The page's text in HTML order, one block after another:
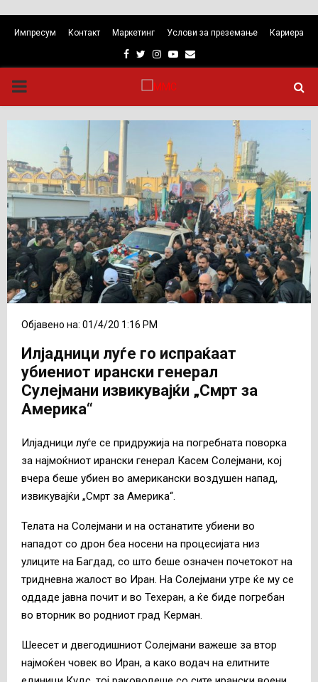
Импресум Контакт Маркетинг Услови за преземање Кариера
Facebook
TwitterInstagram
Youtube
Email
PRIMARY
MENU
Објавено на: 01/4/20 1:16 PM
Илјадници луѓе го испраќаат
убиениот ирански генерал
Сулејмани извикувајќи „Смрт за
Америка“
Илјадници луѓе се придружија на погребната поворка
за најмоќниот ирански генерал Касем Солејмани, кој
вчера беше убиен во американски воздушен напад,
извикувајќи „Смрт за Америка“.
Телата на Солејмани и на останатите убиени во
нападот со дрон беа носени на процесијата низ
улиците на Багдад, со што беше означен почетокот на
тридневна жалост во Иран. На Солејмани утре ќе му се
оддаде јавна почит и во Техеран, а ќе биде погребан
во вторник во родниот град Керман.
Шеесет и двегодишниот Солејмани важеше за втор
најмоќен човек во Иран, а како водач на елитните